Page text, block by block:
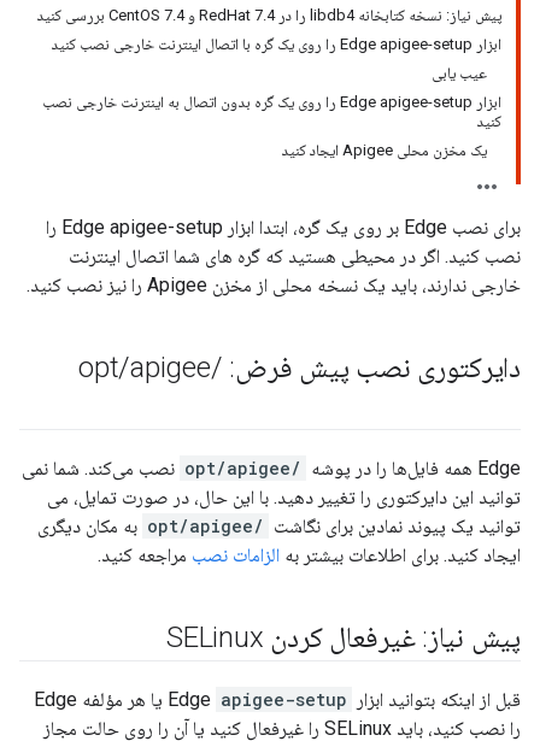
پیش نیاز: نسخه کتابخانه libdb4 را در RedHat 7.4 و CentOS 7.4 بررسی کنید
ابزار Edge apigee-setup را روی یک گره با اتصال اینترنت خارجی نصب کنید
عیب یابی
ابزار Edge apigee-setup را روی یک گره بدون اتصال به اینترنت خارجی نصب
کنید
یک مخزن محلی Apigee ایجاد کنید
برای نصب Edge بر روی یک گره، ابتدا ابزار Edge apigee-setup را
نصب کنید. اگر در محیطی هستید که گره های شما اتصال اینترنت
خارجی ندارند، باید یک نسخه محلی از مخزن Apigee را نیز نصب کنید.
دایرکتوری نصب پیش فرض: /
opt/apigee
Edge همه فایل‌ها را در پوشه /opt/apigee
نصب می‌کند. شما نمی
توانید این دایرکتوری را تغییر دهید. با این حال، در صورت تمایل، می
توانید یک پیوند نمادین برای نگاشت /opt/apigee
به مکان دیگری
ایجاد کنید. برای اطلاعات بیشتر به الزامات نصب مراجعه کنید.
پیش نیاز: غیرفعال کردن SELinux
قبل از اینکه بتوانید ابزار Edge apigee-setup
یا هر مؤلفه Edge
را نصب کنید، باید SELinux را غیرفعال کنید یا آن را روی حالت مجاز